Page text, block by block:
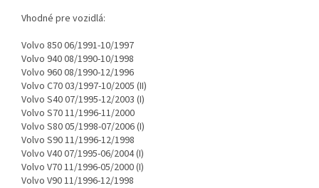
Vhodné pre vozidlá:
Volvo 850 06/1991-10/1997
Volvo 940 08/1990-10/1998
Volvo 960 08/1990-12/1996
Volvo C70 03/1997-10/2005 (II)
Volvo S40 07/1995-12/2003 (I)
Volvo S70 11/1996-11/2000
Volvo S80 05/1998-07/2006 (I)
Volvo S90 11/1996-12/1998
Volvo V40 07/1995-06/2004 (I)
Volvo V70 11/1996-05/2000 (I)
Volvo V90 11/1996-12/1998